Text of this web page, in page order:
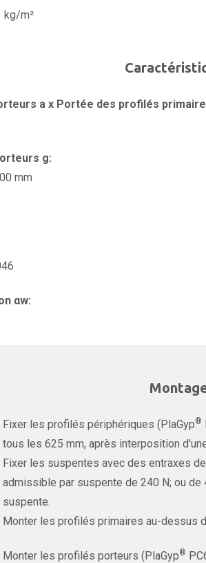
kg/m²
a x Portée des profilés
g:
mm
αw:
Fixer les profilés périphériques (PlaGyp®
tous les 625 mm, après interposition
Fixer les suspentes avec des entraxes
admissible par suspente de 240 N; ou
suspente.
Monter les profilés primaires au-dessus
Monter les profilés porteurs (PlaGyp®